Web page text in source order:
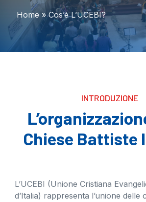
Home »Cos’è L’UCEBI?
INTRODUZIONE
Chiese Battiste
L’UCEBI (Unione Cristiana
d’Italia) rappresenta l’unione delle